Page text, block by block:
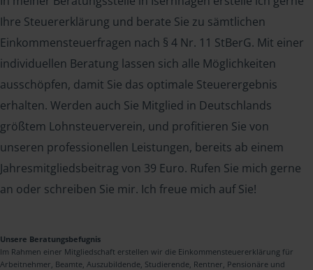
Ihre Steuererklärung und berate Sie zu sämtlichen
Einkommensteuerfragen nach § 4 Nr. 11 StBerG. Mit einer
individuellen Beratung lassen sich alle Möglichkeiten
ausschöpfen, damit Sie das optimale Steuerergebnis
erhalten. Werden auch Sie Mitglied in Deutschlands
größtem Lohnsteuerverein, und profitieren Sie von
unseren professionellen Leistungen, bereits ab einem
Jahresmitgliedsbeitrag von 39 Euro. Rufen Sie mich gerne
an oder schreiben Sie mir. Ich freue mich auf Sie!
Unsere Beratungsbefugnis
Im Rahmen einer Mitgliedschaft erstellen wir die Einkommensteuererklärung für
Arbeitnehmer, Beamte, Auszubildende, Studierende, Rentner, Pensionäre und